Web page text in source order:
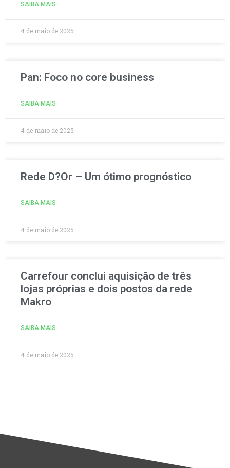
SAIBA MAIS
4 de maio de 2025
Pan: Foco no core business
SAIBA MAIS
4 de maio de 2025
Rede D?Or – Um ótimo prognóstico
SAIBA MAIS
4 de maio de 2025
Carrefour conclui aquisição de três
lojas próprias e dois postos da rede
Makro
SAIBA MAIS
4 de maio de 2025